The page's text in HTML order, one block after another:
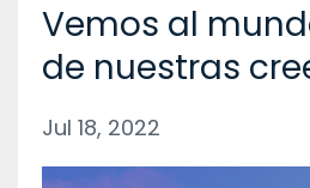
Vemos al
de nuestras
Jul 18, 2022